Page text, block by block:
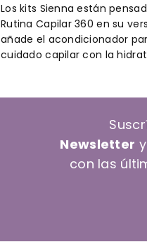
Los kits Sienna están
Rutina Capilar 360 en su
añade el acondicionador
cuidado capilar con la
Newsletter
con las